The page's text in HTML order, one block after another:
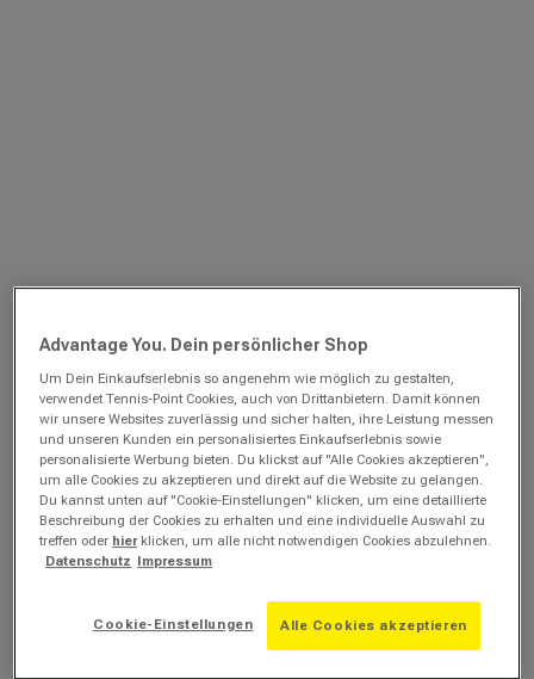
Advantage You. Dein persönlicher Shop
Um Dein Einkaufserlebnis so angenehm wie möglich zu gestalten,
verwendet Tennis-Point Cookies, auch von Drittanbietern. Damit können
wir unsere Websites zuverlässig und sicher halten, ihre Leistung messen
und unseren Kunden ein personalisiertes Einkaufserlebnis sowie
personalisierte Werbung bieten. Du klickst auf "Alle Cookies akzeptieren",
um alle Cookies zu akzeptieren und direkt auf die Website zu gelangen.
Du kannst unten auf "Cookie-Einstellungen" klicken, um eine detaillierte
Beschreibung der Cookies zu erhalten und eine individuelle Auswahl zu
treffen oder hierklicken, um alle nicht notwendigen Cookies abzulehnen.
Datenschutz Impressum
Cookie-Einstellungen Alle Cookies akzeptieren